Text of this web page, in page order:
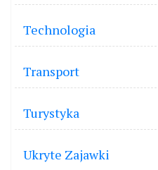
Technologia
Transport
Turystyka
Ukryte Zajawki